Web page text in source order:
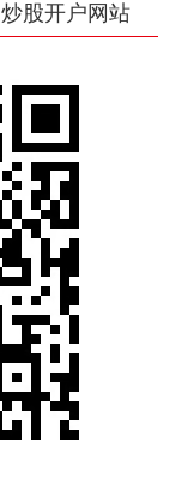
股开户网站